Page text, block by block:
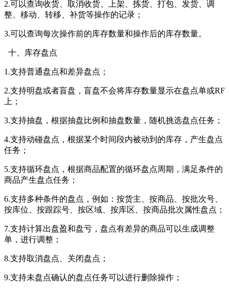
2.可以查询收货、取消收货、上架、拣货、打包、发货、调
整、移动、转移、补货等操作的记录；
3.可以查询每次操作前的库存数量和操作后的库存数量。
十、库存盘点
1.支持普通盘点和差异盘点；
2.支持明盘或者盲盘，盲盘不会将库存数量显示在盘点单或RF
上；
3.支持抽盘，根据抽盘比例和抽盘数量，随机挑选盘点任务；
4.支持动碰盘点，根据某个时间段内被动到的库存，产生盘点
任务；
5.支持循环盘点，根据商品配置的循环盘点周期，满足条件的
商品产生盘点任务；
6.支持多种条件的盘点，例如：按货主、按商品、按批次号、
按库位、按跟踪号、按区域、按库区、按商品批次属性盘点；
7.支持计算出盘盈和盘亏，盘点有差异的商品可以生成调整
单，进行调整；
8.支持取消盘点、关闭盘点；
9.支持未盘点确认的盘点任务可以进行删除操作；